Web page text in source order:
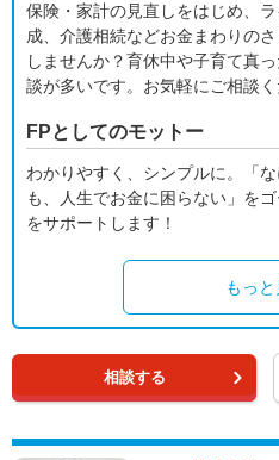
保険・家計の見直しをはじめ、
成、介護相続などお金まわりの
しませんか？育休中や子育て真
談が多いです。お気軽にご相談く
FPとしてのモットー
わかりやすく、シンプルに。「
も、人生でお金に困らない」を
をサポートします！
もっ
相談する